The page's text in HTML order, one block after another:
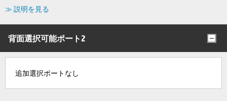
≫ 説明を見る
背面選択可能ポート2
追加選択ポートなし